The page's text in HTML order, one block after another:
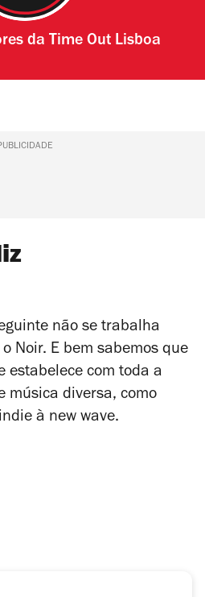
da Time Out Lisboa
não se trabalha
Noir. E bem sabemos que
estabelece com toda a
música diversa, como
à new wave.